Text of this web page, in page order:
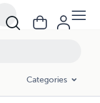
Categories